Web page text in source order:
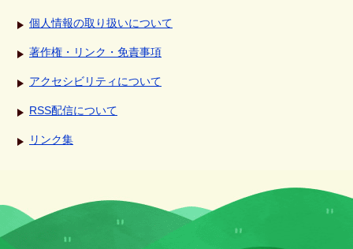
個人情報の取り扱いについて
著作権・リンク・免責事項
アクセシビリティについて
RSS配信について
リンク集